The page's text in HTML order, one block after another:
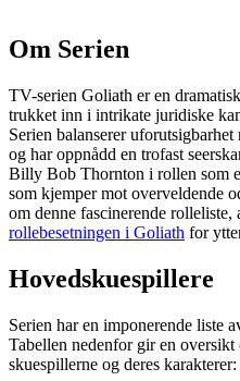
Om Serien
TV-serien Goliath er en
trukket inn i intrikate juridiske
Serien balanserer
og har oppnådd en trofast
Billy Bob Thornton i rollen som
som kjemper mot overveldende
om denne fascinerende rolleliste,
rollebesetningen i Goliath for
Hovedskuespillere
Serien har en imponerende liste
Tabellen nedenfor gir en
skuespillerne og deres karakterer: